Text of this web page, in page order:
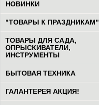
НОВИНКИ
"ТОВАРЫ К ПРАЗДНИКАМ"
ТОВАРЫ ДЛЯ САДА,
ОПРЫСКИВАТЕЛИ,
ИНСТРУМЕНТЫ
БЫТОВАЯ ТЕХНИКА
ГАЛАНТЕРЕЯ АКЦИЯ!